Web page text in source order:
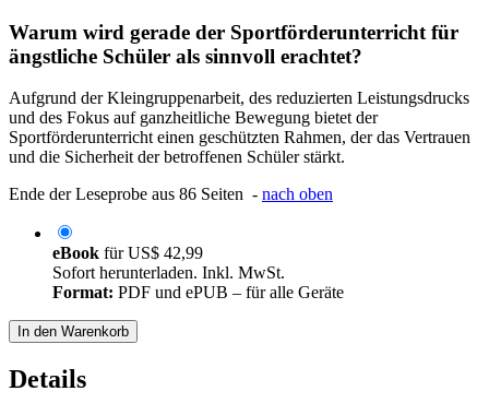
Warum wird gerade der Sportförderunterricht für
ängstliche Schüler als sinnvoll erachtet?
Aufgrund der Kleingruppenarbeit, des reduzierten Leistungsdrucks
und des Fokus auf ganzheitliche Bewegung bietet der
Sportförderunterricht einen geschützten Rahmen, der das Vertrauen
und die Sicherheit der betroffenen Schüler stärkt.
Ende der Leseprobe aus 86 Seiten - nach oben
eBook fürUS$ 42,99
Sofort herunterladen. Inkl. MwSt.
Format: PDF und ePUB – für alle Geräte
In den Warenkorb
Details